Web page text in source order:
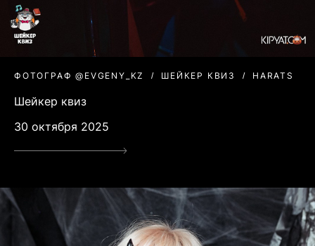
ФОТОГРАФ @EVGENY_KZ ШЕЙКЕР КВИЗ HARATS
Шейкер квиз
30 октября 2025